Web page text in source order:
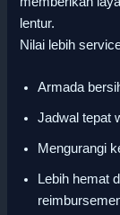
lentur.
Nilai lebih
Armada
Jadwal tepat
Mengurangi
Lebih hemat